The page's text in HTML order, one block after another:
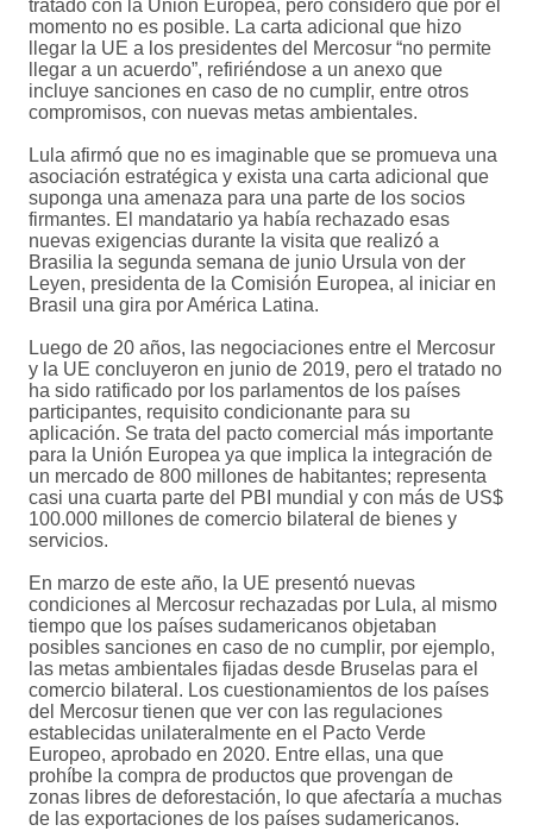
tratado con la Unión Europea, pero consideró que por el
momento no es posible. La carta adicional que hizo
llegar la UE a los presidentes del Mercosur “no permite
llegar a un acuerdo”, refiriéndose a un anexo que
incluye sanciones en caso de no cumplir, entre otros
compromisos, con nuevas metas ambientales.
Lula afirmó que no es imaginable que se promueva una
asociación estratégica y exista una carta adicional que
suponga una amenaza para una parte de los socios
firmantes. El mandatario ya había rechazado esas
nuevas exigencias durante la visita que realizó a
Brasilia la segunda semana de junio Ursula von der
Leyen, presidenta de la Comisión Europea, al iniciar en
Brasil una gira por América Latina.
Luego de 20 años, las negociaciones entre el Mercosur
y la UE concluyeron en junio de 2019, pero el tratado no
ha sido ratificado por los parlamentos de los países
participantes, requisito condicionante para su
aplicación. Se trata del pacto comercial más importante
para la Unión Europea ya que implica la integración de
un mercado de 800 millones de habitantes; representa
casi una cuarta parte del PBI mundial y con más de US$
100.000 millones de comercio bilateral de bienes y
servicios.
En marzo de este año, la UE presentó nuevas
condiciones al Mercosur rechazadas por Lula, al mismo
tiempo que los países sudamericanos objetaban
posibles sanciones en caso de no cumplir, por ejemplo,
las metas ambientales fijadas desde Bruselas para el
comercio bilateral. Los cuestionamientos de los países
del Mercosur tienen que ver con las regulaciones
establecidas unilateralmente en el Pacto Verde
Europeo, aprobado en 2020. Entre ellas, una que
prohíbe la compra de productos que provengan de
zonas libres de deforestación, lo que afectaría a muchas
de las exportaciones de los países sudamericanos.